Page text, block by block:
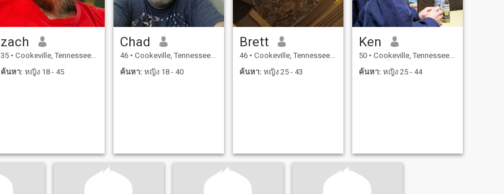
zach
35 • Cookeville, Tennessee, สหรัฐอเมริกา
ค้นหา: หญิง 18 - 45
Chad
46 • Cookeville, Tennessee, สหรัฐอเมริกา
ค้นหา: หญิง 18 - 40
Brett
46 • Cookeville, Tennessee, สหรัฐอเมริกา
ค้นหา: หญิง 25 - 43
Ken
50 • Cookeville, Tennessee, สหรัฐอเมริกา
ค้นหา: หญิง 25 - 44